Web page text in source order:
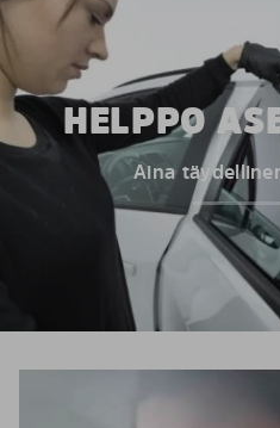
HELPPO
Aina